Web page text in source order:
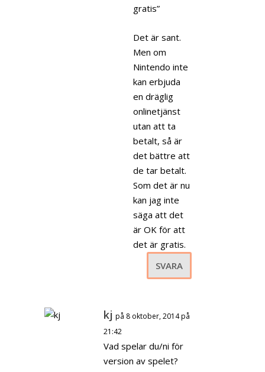
gratis”
Det är sant.
Men om
Nintendo inte
kan erbjuda
en dräglig
onlinetjänst
utan att ta
betalt, så är
det bättre att
de tar betalt.
Som det är nu
kan jag inte
säga att det
är OK för att
det är gratis.
SVARA
kj på 8 oktober, 2014 på
21:42
Vad spelar du/ni för
version av spelet?